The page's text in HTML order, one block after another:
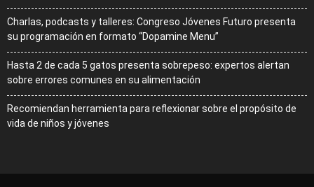
Charlas, podcasts y talleres: Congreso Jóvenes Futuro presenta
su programación en formato “Dopamine Menu”
Hasta 2 de cada 5 gatos presenta sobrepeso: expertos alertan
sobre errores comunes en su alimentación
Recomiendan herramienta para reflexionar sobre el propósito de
vida de niños y jóvenes